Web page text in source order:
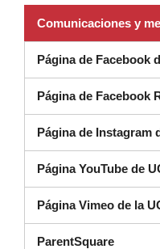
Comunicaciones y
Página de Facebook
Página de Facebook
Página de Instagram
Página YouTube de
Página Vimeo de la
ParentSquare